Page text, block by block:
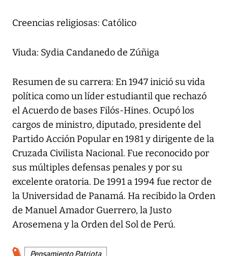
Creencias religiosas: Católico
Viuda: Sydia Candanedo de Zúñiga
Resumen de su carrera: En 1947 inició su vida
política como un líder estudiantil que rechazó
el Acuerdo de bases Filós-Hines. Ocupó los
cargos de ministro, diputado, presidente del
Partido Acción Popular en 1981 y dirigente de la
Cruzada Civilista Nacional. Fue reconocido por
sus múltiples defensas penales y por su
excelente oratoria. De 1991 a 1994 fue rector de
la Universidad de Panamá. Ha recibido la Orden
de Manuel Amador Guerrero, la Justo
Arosemena y la Orden del Sol de Perú.